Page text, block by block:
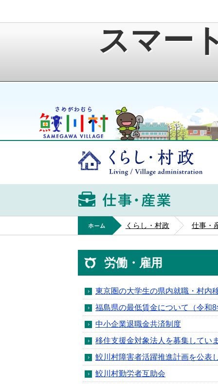
スマー
鮫川村公式ホームページ
ホーム
くらし・村政 仕事・
労働・雇用
東京圏の大学生の県内就職・村内
福島県の最低賃金について（令和
中小企業退職金共済制度
移住支援金対象法人を募集してい
鮫川村障害者活躍推進計画を公表
鮫川村勤労者互助会